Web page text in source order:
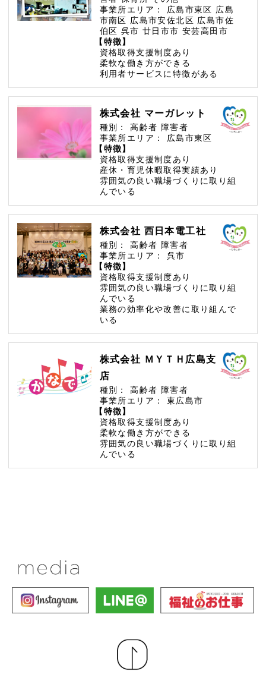
事業所エリア：
広島市東区 広島
市南区 広島市安佐北区 広島市佐
伯区 呉市 廿日市市 安芸高田市
【特徴】
資格取得支援制度あり
柔軟な働き方ができる
利用者サービスに特徴がある
株式会社 マーガレット
種別： 高齢者 障害者
事業所エリア：
広島市東区
【特徴】
資格取得支援制度あり
産休・育児休暇取得実績あり
雰囲気の良い職場づくりに取り組
んでいる
株式会社 西日本電工社
種別： 高齢者 障害者
事業所エリア：
呉市
【特徴】
資格取得支援制度あり
雰囲気の良い職場づくりに取り組
んでいる
業務の効率化や改善に取り組んで
いる
株式会社 ＭＹＴＨ広島支
店
種別： 高齢者 障害者
事業所エリア：
東広島市
【特徴】
資格取得支援制度あり
柔軟な働き方ができる
雰囲気の良い職場づくりに取り組
んでいる